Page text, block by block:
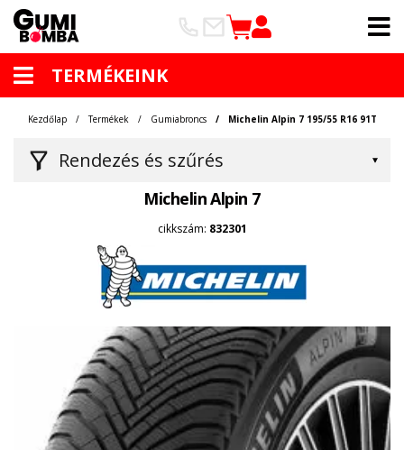
TERMÉKEINK
Rendezés és szűrés
Kezdőlap Termékek Gumiabroncs Michelin Alpin 7 195/55 R16 91T
Michelin Alpin 7
cikkszám: 832301